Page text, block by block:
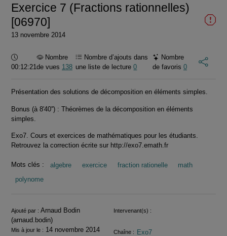
Exercice 7 (Fractions rationnelles)
[06970]
13 novembre 2014
Durée :
00:12:21
Nombre
de vues 138
Nombre d’ajouts dans
une liste de lecture0
Nombre
de favoris 0
Présentation des solutions de décomposition en éléments simples.
Bonus (à 8'40'') : Théorèmes de la décomposition en éléments
simples.
Exo7. Cours et exercices de mathématiques pour les étudiants.
Retrouvez la correction écrite sur http://exo7.emath.fr
Mots clés : algebre exercice fraction rationelle
math
polynome
Informations
Ajouté par : Arnaud Bodin
(arnaud.bodin)
Intervenant(s) :
Mis à jour le : 14 novembre 2014
Chaîne : Exo7